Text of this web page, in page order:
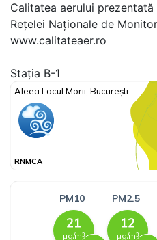
Calitatea aerului
Rețelei Naționale de
www.calitateaer.ro
Stația B-1